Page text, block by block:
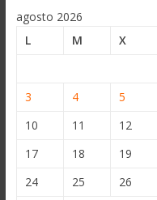
agosto 2026
L
M X
3
4 5
10
11 12
17
18 19
24
25 26